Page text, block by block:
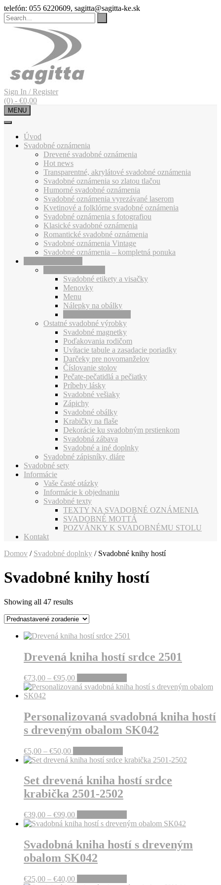
Skip
to
content
telefón: 055 6220609, sagitta@sagitta-ke.sk
Sign In / Register
(0) - €0,00
MENU
Úvod
Svadobné oznámenia
Drevené svadobné oznámenia
Hot news
Transparentné, akrylátové svadobné oznámenia
Svadobné oznámenia so zlatou tlačou
Humorné svadobné oznámenia
Svadobné oznámenia vyrezávané laserom
Kvetinové a folklórne svadobné oznámenia
Svadobné oznámenia s fotografiou
Klasické svadobné oznámenia
Romantické svadobné oznámenia
Svadobné oznámenia Vintage
Svadobné oznámenia – kompletná ponuka
Svadobné etikety a visačky
Menovky
Menu
Nálepky na obálky
Ostatné svadobné výrobky
Svadobné magnetky
Poďakovania rodičom
Uvítacie tabule a zasadacie poriadky
Darčeky pre novomanželov
Číslovanie stolov
Pečate-pečatidlá a pečiatky
Príbehy lásky
Svadobné vešiaky
Zápichy
Svadobné obálky
Krabičky na flaše
Dekorácie ku svadobným prstienkom
Svadobná zábava
Svadobné a iné doplnky
Svadobné zápisníky, diáre
Svadobné sety
Informácie
Vaše časté otázky
Informácie k objednaniu
Svadobné texty
TEXTY NA SVADOBNÉ OZNÁMENIA
SVADOBNÉ MOTTÁ
POZVÁNKY K SVADOBNÉMU STOLU
Kontakt
Domov / Svadobné doplnky / Svadobné knihy hostí
Svadobné knihy hostí
Showing all 47 results
Drevená kniha hostí srdce 2501
€73,00 – €95,00Price
range:
product
variants.
The
options
chosen
on
product
Personalizovaná svadobná kniha hostí
s dreveným obalom SK042
€5,00 – €50,00Price
range:
through
€50,00
product
multiple
variants.
The
may
be
chosen
on
the
Set drevená kniha hostí srdce
krabička 2501-2502
€39,00 – €99,00Price
range:
through
€99,00
product
multiple
variants.
may
Svadobná kniha hostí s dreveným
obalom SK042
€25,00 – €40,00Price